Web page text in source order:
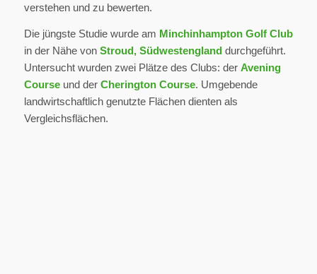
verstehen und zu bewerten.
Die jüngste Studie wurde am Minchinhampton Golf Club
in der Nähe von Stroud, Südwestenglanddurchgeführt.
Untersucht wurden zwei Plätze des Clubs: der Avening
Courseund der Cherington Course. Umgebende
landwirtschaftlich genutzte Flächen dienten als
Vergleichsflächen.